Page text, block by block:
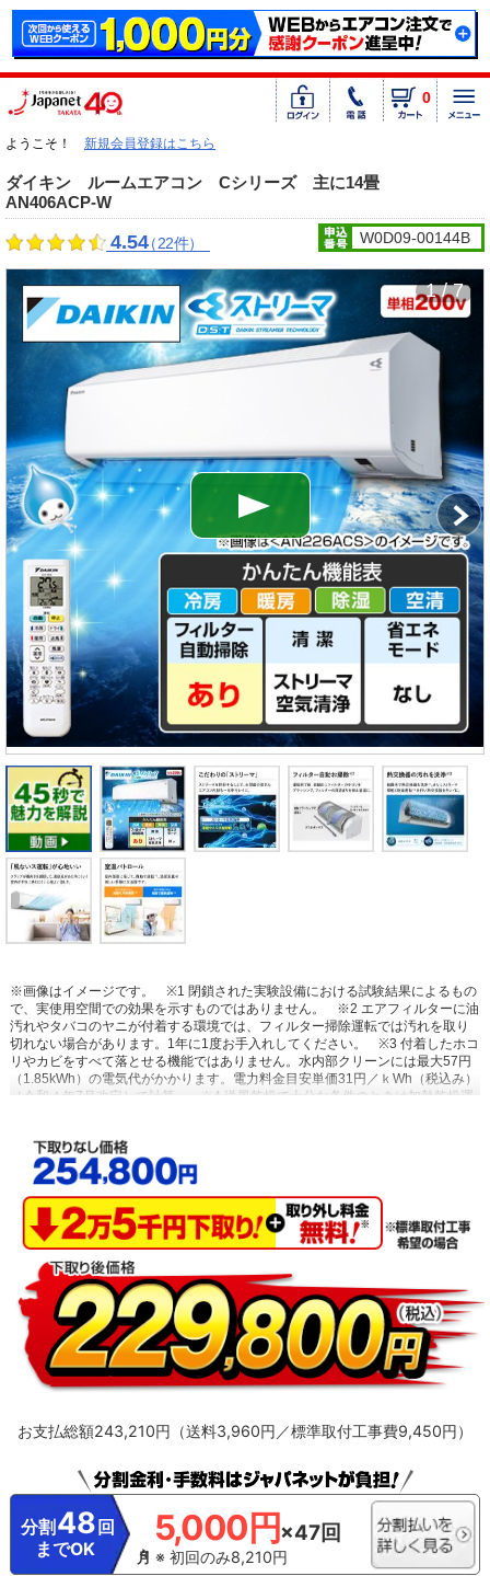
0
ようこそ！ 新規会員登録はこちら
ダイキン ルームエアコン Cシリーズ 主に14畳
AN406ACP-W
4.54（22件） W0D09-00144B
1 / 7
※画像はイメージです。
※1 閉鎖された実験設備における試験結果によるもの
で、実使用空間での効果を示すものではありません。
※2 エアフィルターに油
汚れやタバコのヤニが付着する環境では、フィルター掃除運転では汚れを取り
切れない場合があります。1年に1度お手入れしてください。
※3 付着したホコ
リやカビをすべて落とせる機能ではありません。水内部クリーンには最大57円
（1.85kWh）の電気代がかかります。電力料金目安単価31円／ｋWh（税込み）
［令和４年7月改定］で計算。
※4 送風乾燥で十分な条件のときは加熱乾燥運
動運転を行うため、室内機の設置状況によっては温度を正確に検知できず、作
動しない場合があります。エアコン停止時でも、検知のために送風運転を行う
場合があります。集中コントローラー、ワイヤードリモコンからの設定はでき
ません。停電中やブレーカーOFF時には、設定していても作動しません。
スマートフォンやタブレットPCなどの通信可能圏内に限ります。（通信費が別
途かかります。）通信環境や使用状況によっては、サービスをご利用いただけ
ない場合があります。サービスのご利用時にダイキン会員サイトCLUB DAIKIN
へのユーザー登録が必要です。必要なネットワーク環境：お客様がお使いの通
信機器（スマートフォン／タブレットPC）ならびに無線LANインターネット環
境。すべてのWi-Fi環境で接続できることを保証するものではありません。詳し
くはメーカーサイトをご覧ください。
お支払総額243,210円（送料3,960円／標準取付工事費9,450円）
分割 48 回
までOK
5,000円×47回
※ 初回のみ8,210円